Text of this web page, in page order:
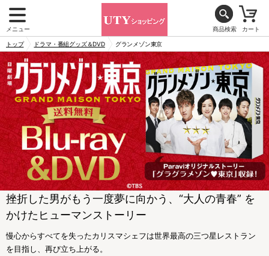
メニュー 商品検索 カート
トップ ドラマ・番組グッズ＆DVD グランメゾン東京
挫折した男がもう一度夢に向かう、“大人の青春” を
かけたヒューマンストーリー
慢心からすべてを失ったカリスマシェフは世界最高の三つ星レストラン
を目指し、再び立ち上がる。